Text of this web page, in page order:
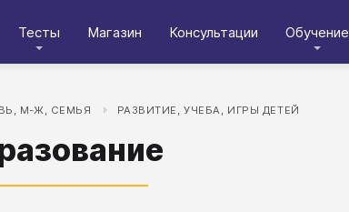
Тесты Магазин Консультации Обучение
М-Ж, СЕМЬЯ РАЗВИТИЕ, УЧЕБА, ИГРЫ ДЕТЕЙ